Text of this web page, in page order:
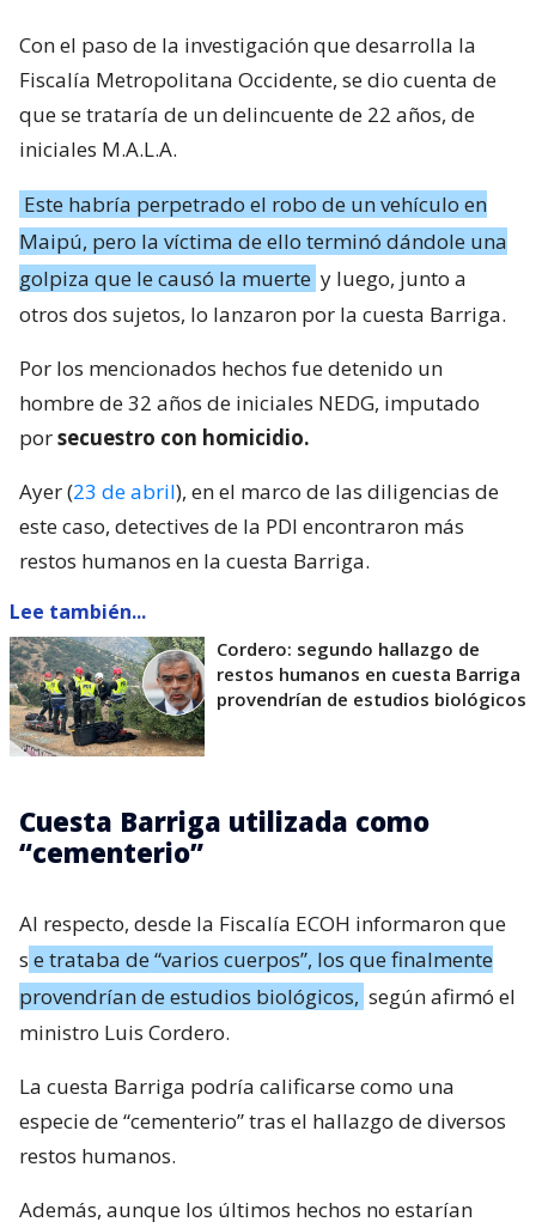
Con el paso de la investigación que desarrolla la
Fiscalía Metropolitana Occidente, se dio cuenta de
que se trataría de un delincuente de 22 años, de
iniciales M.A.L.A.
Este habría perpetrado el robo de un vehículo en
Maipú, pero la víctima de ello terminó dándole una
golpiza que le causó la muerte y luego, junto a
otros dos sujetos, lo lanzaron por la cuesta Barriga.
Por los mencionados hechos fue detenido un
hombre de 32 años de iniciales NEDG, imputado
porsecuestro con homicidio.
Ayer (23 de abril), en el marco de las diligencias de
este caso, detectives de la PDI encontraron más
restos humanos en la cuesta Barriga.
Lee también...
Cordero: segundo hallazgo de
restos humanos en cuesta Barriga
provendrían de estudios biológicos
Cuesta Barriga utilizada como
“cementerio”
Al respecto, desde la Fiscalía ECOH informaron que
s e trataba de “varios cuerpos”, los que finalmente
provendrían de estudios biológicos, según afirmó el
ministro Luis Cordero.
La cuesta Barriga podría calificarse como una
especie de “cementerio” tras el hallazgo de diversos
restos humanos.
Además, aunque los últimos hechos no estarían